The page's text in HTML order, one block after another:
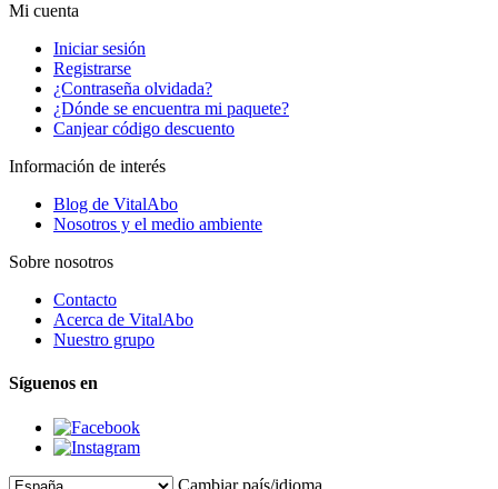
Mi cuenta
Iniciar sesión
Registrarse
¿Contraseña olvidada?
¿Dónde se encuentra mi paquete?
Canjear código descuento
Información de interés
Blog de VitalAbo
Nosotros y el medio ambiente
Sobre nosotros
Contacto
Acerca de VitalAbo
Nuestro grupo
Síguenos en
Cambiar país/idioma